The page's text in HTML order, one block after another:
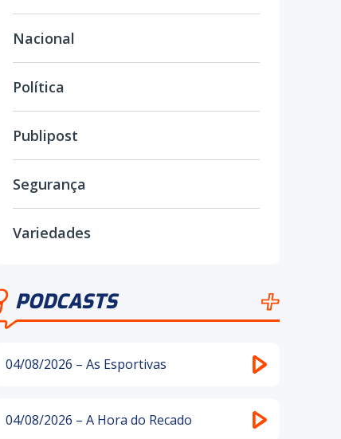
Nacional
Política
Publipost
Segurança
Variedades
PODCASTS
04/08/2026 – As Esportivas
04/08/2026 – A Hora do Recado